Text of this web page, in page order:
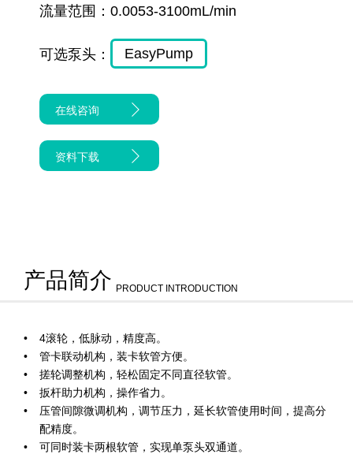
流量范围： 0.0053-3100mL/min
可选泵头： EasyPump
在线咨询
资料下载
产品简介 PRODUCT INTRODUCTION
4滚轮，低脉动，精度高。
管卡联动机构，装卡软管方便。
搓轮调整机构，轻松固定不同直径软管。
扳杆助力机构，操作省力。
压管间隙微调机构，调节压力，延长软管使用时间，提高分
配精度。
可同时装卡两根软管，实现单泵头双通道。